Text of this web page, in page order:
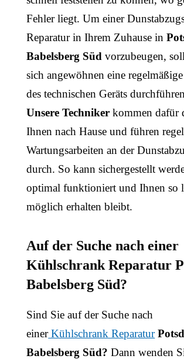
Fehler liegt. Um einer
Reparatur in Ihrem Zuhause in
Babelsberg Süd vorzubeugen,
sich angewöhnen eine
des technischen Geräts
Unsere Techniker kommen dafür
Ihnen nach Hause und führen
Wartungsarbeiten an der
durch. So kann sichergestellt
optimal funktioniert und Ihnen so
möglich erhalten bleibt.
Auf der Suche nach einer
Kühlschrank Reparatur
Babelsberg Süd?
Sind Sie auf der Suche nach
einer Kühlschrank Reparatur
Babelsberg Süd? Dann wenden